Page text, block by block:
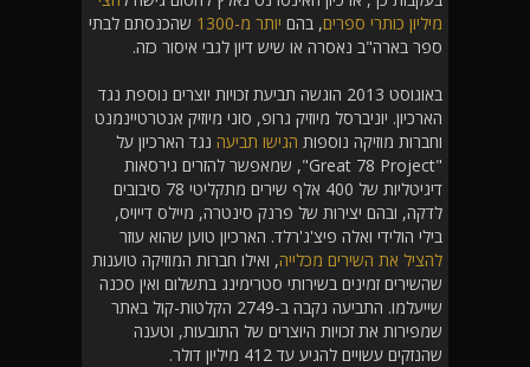
מיליון כותרי ספרים, בהם יותר מ-1300
שהכנסתם לבתי
ספר בארה"ב נאסרה או שיש דיון לגבי איסור כזה.
באוגוסט 2013 הוגשה תביעת זכויות יוצרים נוספת נגד
הארכיון. יוניברסל מיוזיק גרופ, סוני מיוזיק אנטרטיינמנט
וחברות מוזיקה נוספות הגישו תביעה נגד הארכיון על
"Great 78 Project", שמאפשר להזרים גירסאות
דיגיטליות של 400 אלף שירים מתקליטי 78 סיבובים
לדקה, ובהם יצירות של פרנק סינטרה, מיילס דייויס,
בילי הולידי ואלה פיצ'ג'רלד. הארכיון טוען שהוא עוזר
להציל את השירים מכלייה, ואילו חברות המוזיקה טוענות
שהשירים זמינים בשירותי סטרימינג בתשלום ואין סכנה
שייעלמו. התביעה נקבה ב-2749 הקלטות-קול באתר
שמפירות את זכויות היוצרים של התובעות, וטענה
שהנזקים עשויים להגיע עד 412 מיליון דולר.